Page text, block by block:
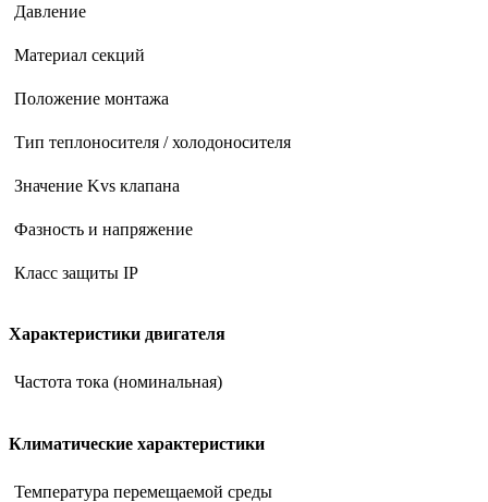
Давление
Материал секций
Положение монтажа
Тип теплоносителя / холодоносителя
Значение Kvs клапана
Фазность и напряжение
Класс защиты IP
Характеристики двигателя
Частота тока (номинальная)
Климатические характеристики
Температура перемещаемой среды